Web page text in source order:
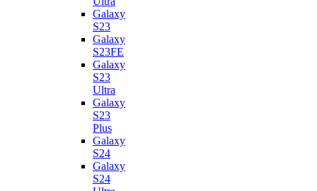
Galaxy
S23
Galaxy
S23FE
Galaxy
S23
Ultra
Galaxy
S23
Plus
Galaxy
S24
Galaxy
S24